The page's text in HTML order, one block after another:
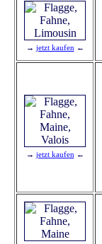
→ jetzt kaufen ←
→ jetzt kaufen ←